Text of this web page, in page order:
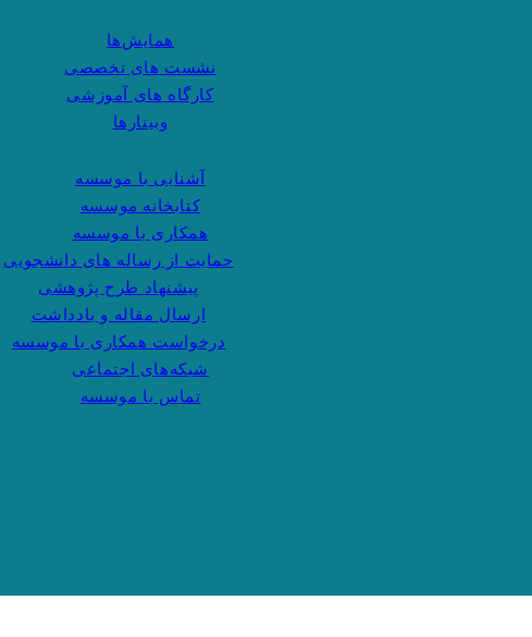
همایش‌ها
نشست های تخصصی
کارگاه های آموزشی
وبینارها
آشنایی با موسسه
کتابخانه موسسه
همکاری با موسسه
حمایت از رساله های دانشجویی
پیشنهاد طرح پژوهشی
ارسال مقاله و یادداشت
درخواست همکاری با موسسه
شبکه‌های اجتماعی
تماس با موسسه